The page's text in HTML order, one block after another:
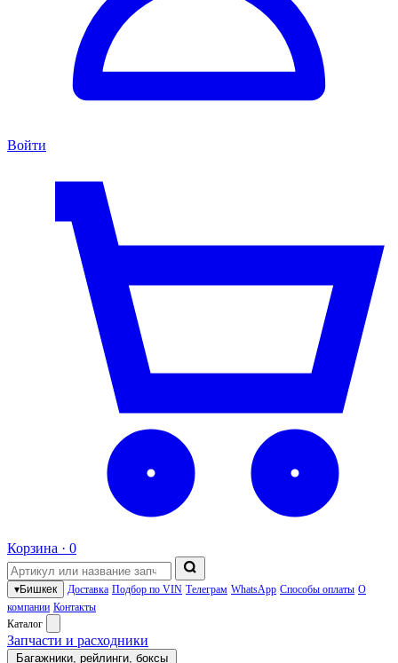
Войти
Корзина · 0
▾Бишкек Доставка Подбор по VIN Телеграм WhatsApp Способы оплаты О
компании Контакты
Каталог
Запчасти и расходники
Багажники, рейлинги, боксы